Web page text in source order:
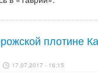
плотине
17.07.2017 - 16:15